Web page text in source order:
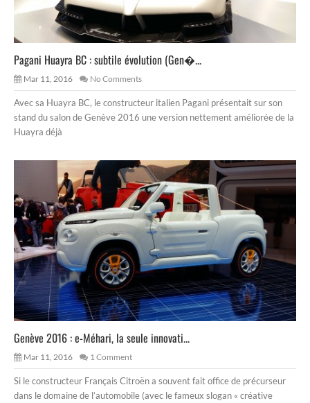
Pagani Huayra BC : subtile évolution (Gen�...
Mar 11, 2016 No Comments
Avec sa Huayra BC, le constructeur italien Pagani présentait sur son
stand du salon de Genève 2016 une version nettement améliorée de la
Huayra déjà
Genève 2016 : e-Méhari, la seule innovati...
Mar 11, 2016 1 Comment
Si le constructeur Français Citroën a souvent fait office de précurseur
dans le domaine de l’automobile (avec le fameux slogan « créative